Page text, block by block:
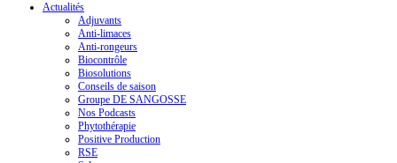
Actualités
Adjuvants
Anti-limaces
Anti-rongeurs
Biocontrôle
Biosolutions
Conseils de saison
Groupe DE SANGOSSE
Nos Podcasts
Phytothérapie
Positive Production
RSE